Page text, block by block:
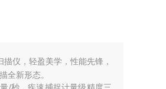
仪，轻盈美学，性能先锋，
全新形态。